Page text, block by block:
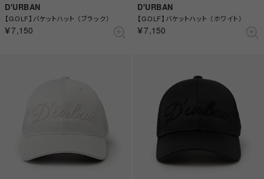
D'URBAN
【GOLF】バケットハット （ブラック）
￥7,150
D'URBAN
【GOLF】バケットハット （ホワイト）
￥7,150